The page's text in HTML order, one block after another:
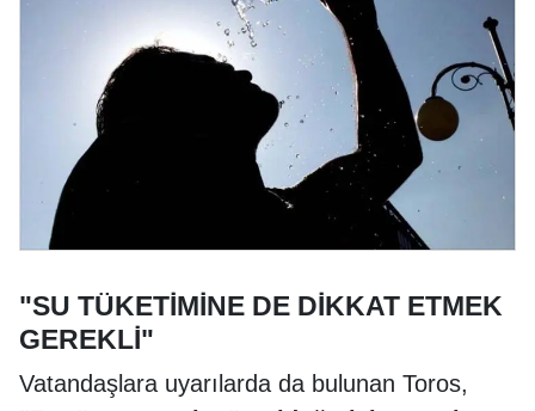
"SU TÜKETİMİNE DE DİKKAT ETMEK
GEREKLİ"
Vatandaşlara uyarılarda da bulunan Toros,